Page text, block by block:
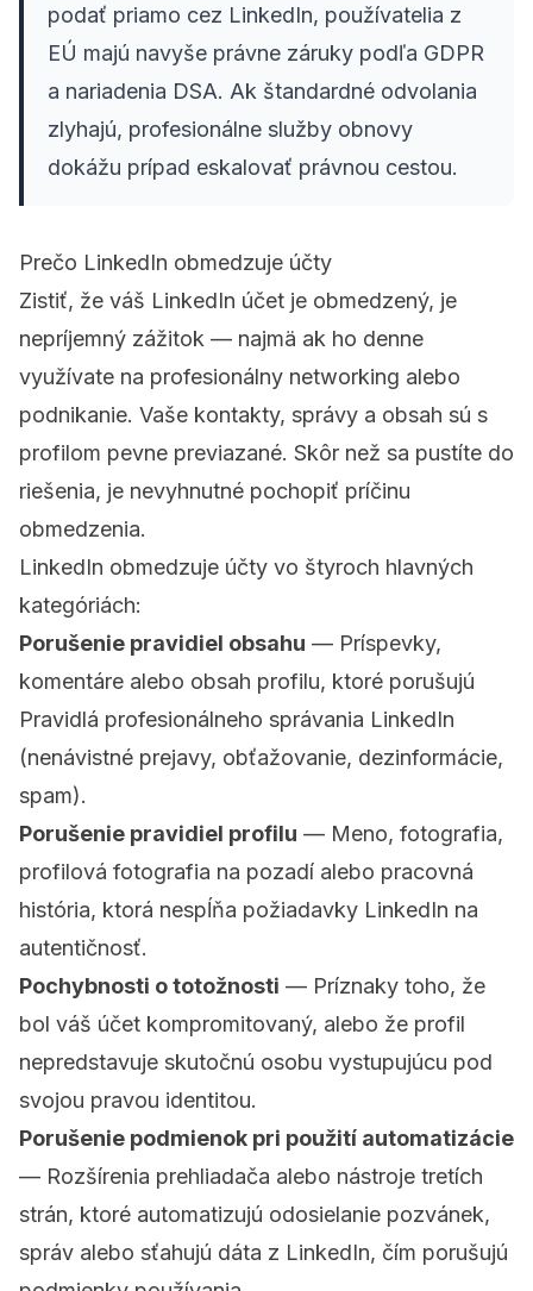
podať priamo cez LinkedIn, používatelia z
EÚ majú navyše právne záruky podľa GDPR
a nariadenia DSA. Ak štandardné odvolania
zlyhajú, profesionálne služby obnovy
dokážu prípad eskalovať právnou cestou.
Prečo LinkedIn obmedzuje účty
Zistiť, že váš LinkedIn účet je obmedzený, je
nepríjemný zážitok — najmä ak ho denne
využívate na profesionálny networking alebo
podnikanie. Vaše kontakty, správy a obsah sú s
profilom pevne previazané. Skôr než sa pustíte do
riešenia, je nevyhnutné pochopiť príčinu
obmedzenia.
LinkedIn obmedzuje účty vo štyroch hlavných
kategóriách:
Porušenie pravidiel obsahu — Príspevky,
komentáre alebo obsah profilu, ktoré porušujú
Pravidlá profesionálneho správania LinkedIn
(nenávistné prejavy, obťažovanie, dezinformácie,
spam).
Porušenie pravidiel profilu — Meno, fotografia,
profilová fotografia na pozadí alebo pracovná
história, ktorá nespĺňa požiadavky LinkedIn na
autentičnosť.
Pochybnosti o totožnosti — Príznaky toho, že
bol váš účet kompromitovaný, alebo že profil
nepredstavuje skutočnú osobu vystupujúcu pod
svojou pravou identitou.
Porušenie podmienok pri použití automatizácie
— Rozšírenia prehliadača alebo nástroje tretích
strán, ktoré automatizujú odosielanie pozvánek,
správ alebo sťahujú dáta z LinkedIn, čím porušujú